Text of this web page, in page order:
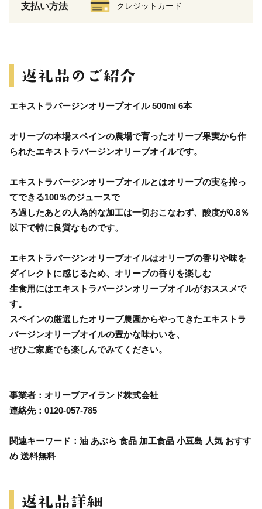
支払い方法 クレジットカード
エキストラバージンオリーブオイル 500ml 6本
オリーブの本場スペインの農場で育ったオリーブ果実から作
られたエキストラバージンオリーブオイルです。
エキストラバージンオリーブオイルとはオリーブの実を搾っ
てできる100％のジュースで
ろ過したあとの人為的な加工は一切おこなわず、酸度が0.8％
以下で特に良質なものです。
エキストラバージンオリーブオイルはオリーブの香りや味を
ダイレクトに感じるため、オリーブの香りを楽しむ
生食用にはエキストラバージンオリーブオイルがおススメで
す。
スペインの厳選したオリーブ農園からやってきたエキストラ
バージンオリーブオイルの豊かな味わいを、
ぜひご家庭でも楽しんでみてください。
事業者：オリーブアイランド株式会社
連絡先：0120-057-785
関連キーワード：油 あぶら 食品 加工食品 小豆島 人気 おすす
め 送料無料